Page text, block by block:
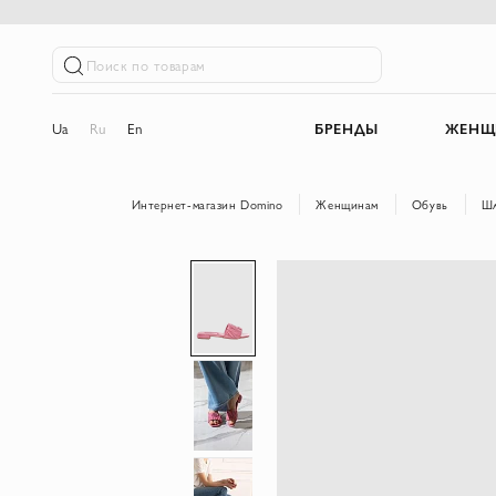
Поиск по товарам
Ua Ru En БРЕНДЫ
Интернет-магазин Domino Женщинам Обувь
перейти
галереям
изображений